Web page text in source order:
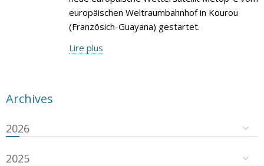
europäischen Weltraumbahnhof in Kourou
(Französich-Guayana) gestartet.
Lire plus
Archives
2026
2025